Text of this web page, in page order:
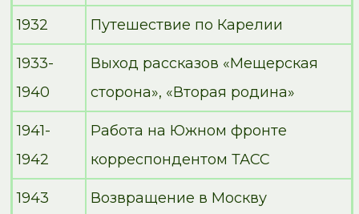
1932 Путешествие по Карелии
1933-
1940
Выход рассказов «Мещерская
сторона», «Вторая родина»
1941-
1942
Работа на Южном фронте
корреспондентом ТАСС
1943 Возвращение в Москву